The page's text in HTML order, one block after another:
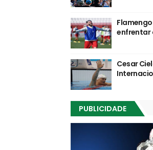
enfrentar
Cesar
PUBLICIDADE